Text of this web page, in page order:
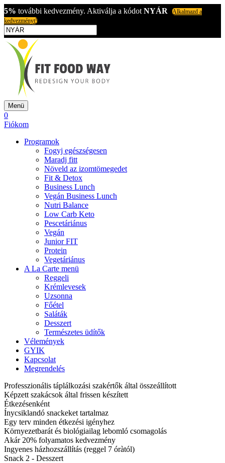
5% további kedvezmény. Aktiválja a kódot NYÁR
Alkalmazd a
kedvezményt!
Menü
0
Fiókom
Programok
Fogyj egészségesen
Maradj fitt
Növeld az izomtömegedet
Fit & Detox
Business Lunch
Vegán Business Lunch
Nutri Balance
Low Carb Keto
Pescetáriánus
Vegán
Junior FIT
Protein
Vegetáriánus
A La Carte menü
Reggeli
Krémlevesek
Uzsonna
Főétel
Saláták
Desszert
Természetes üdítők
Vélemények
GYIK
Kapcsolat
Megrendelés
Professzionális táplálkozási szakértők által összeállított
Képzett szakácsok által frissen készített
Étkezésenként
Ínycsiklandó snackeket tartalmaz
Egy terv minden étkezési igényhez
Környezetbarát és biológiailag lebomló csomagolás
Akár 20% folyamatos kedvezmény
Ingyenes házhozszállítás (reggel 7 óràtól)
Snack 2 - Desszert